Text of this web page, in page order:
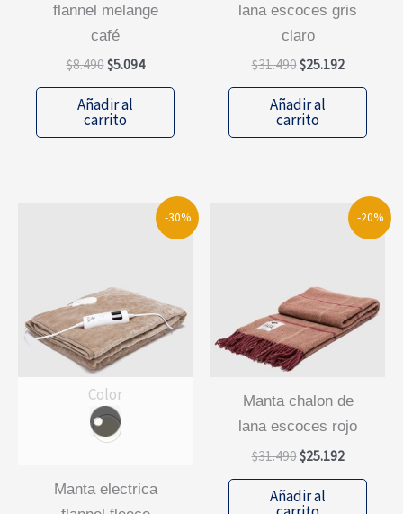
flannel melange
café
$8.490El
original
era:
$5.094El
$5.094.
Añadir al
carrito
lana escoces gris
claro
$31.490El
original
era:
$25.192El
$25.192.
Añadir al
carrito
-30%
Color
manta electrica
-20%
manta chalon de
lana escoces rojo
$31.490El
original
era:
$25.192El
actual
Añadir al